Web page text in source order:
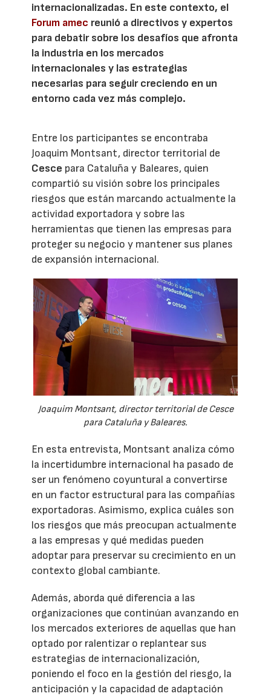
internacionalizadas. En este contexto, el
Forum amec reunió a directivos y expertos
para debatir sobre los desafíos que afronta
la industria en los mercados
internacionales y las estrategias
necesarias para seguir creciendo en un
entorno cada vez más complejo.
Entre los participantes se encontraba
Joaquim Montsant, director territorial de
Cesce para Cataluña y Baleares, quien
compartió su visión sobre los principales
riesgos que están marcando actualmente la
actividad exportadora y sobre las
herramientas que tienen las empresas para
proteger su negocio y mantener sus planes
de expansión internacional.
Joaquim Montsant, director territorial de Cesce
para Cataluña y Baleares.
En esta entrevista, Montsant analiza cómo
la incertidumbre internacional ha pasado de
ser un fenómeno coyuntural a convertirse
en un factor estructural para las compañías
exportadoras. Asimismo, explica cuáles son
los riesgos que más preocupan actualmente
a las empresas y qué medidas pueden
adoptar para preservar su crecimiento en un
contexto global cambiante.
Además, aborda qué diferencia a las
organizaciones que continúan avanzando en
los mercados exteriores de aquellas que han
optado por ralentizar o replantear sus
estrategias de internacionalización,
poniendo el foco en la gestión del riesgo, la
anticipación y la capacidad de adaptación